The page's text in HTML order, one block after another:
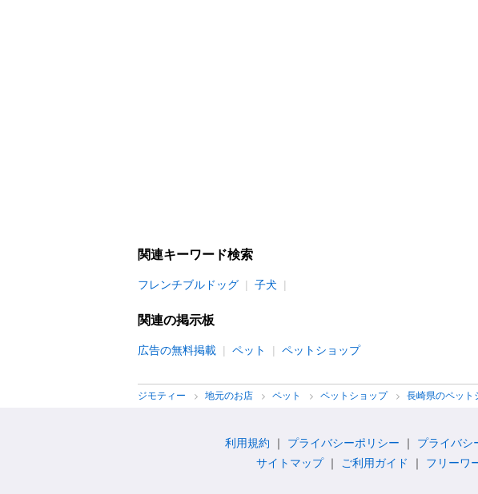
関連キーワード検索
フレンチブルドッグ 子犬
関連の掲示板
広告の無料掲載 ペット ペットショップ
ジモティー 地元のお店 ペット ペットショップ 長崎県のペット
利用規約 プライバシーポリシー プライバシ
サイトマップ
ご利用ガイド フリーワ